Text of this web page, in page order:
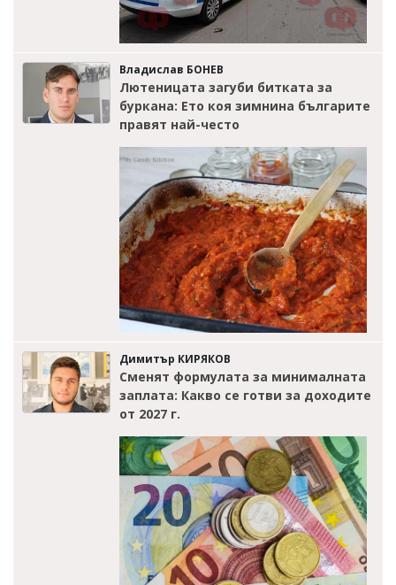
Владислав БОНЕВ
Лютеницата загуби битката за
буркана: Ето коя зимнина българите
правят най-често
Димитър КИРЯКОВ
Сменят формулата за минималната
заплата: Какво се готви за доходите
от 2027 г.